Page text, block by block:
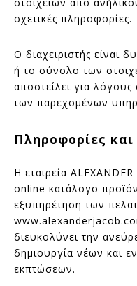
σχετικές πληροφορίες.
Ο διαχειριστής είναι
ή το σύνολο των
αποστείλει για λόγους
των παρεχομένων
Πληροφορίες
Η εταιρεία
online κατάλογο
εξυπηρέτηση των
διευκολύνει την
δημιουργία νέων και
εκπτώσεων.